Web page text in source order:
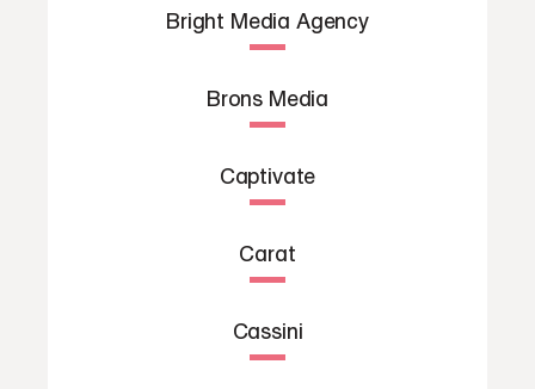
Bright Media Agency
Brons Media
Captivate
Carat
Cassini